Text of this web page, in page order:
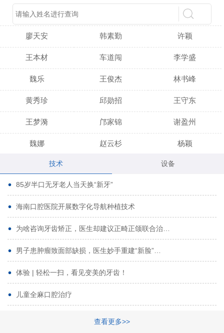
陈育玲 吴晓桃
廖天安 韩素勤 许颖
王本材 车道闯 李学盛
魏乐 王俊杰 林书峰
黄秀珍 邱勋招 王守东
王梦漪 邝家锦 谢盈州
魏娜 赵云杉 杨颖
黄启龙
代艳虹 林芳诚
曹香林 姜炳华
姚宗将 梁春晓
林夏羽 颜晶
路娜 商晔
周碧玲
技术 设备
85岁半口无牙老人当天换“新牙”
海南口腔医院开展数字化导航种植技术
为啥咨询牙齿矫正，医生却建议正畸正颌联合治…
男子患肿瘤致面部缺损，医生妙手重建“新脸”…
体验 | 轻松一扫，看见变美的牙齿！
儿童全麻口腔治疗
查看更多>>